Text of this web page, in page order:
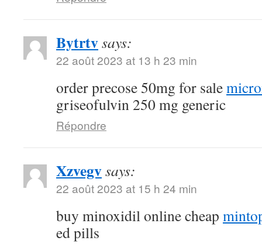
Bytrtvsays:
22 août 2023 at 13 h 23 min
order precose 50mg for sale
griseofulvin 250 mg generic
Répondre
Xzvegvsays:
22 août 2023 at 15 h 24 min
buy minoxidil online cheap
ed pills